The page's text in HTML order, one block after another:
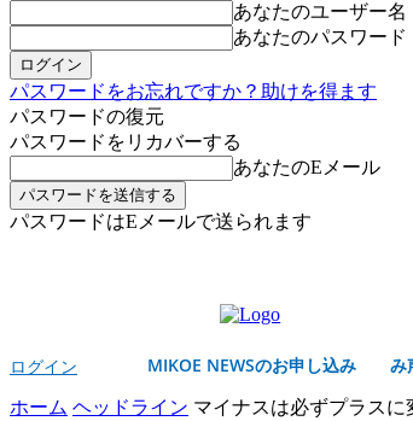
あなたのユーザー名
あなたのパスワード
パスワードをお忘れですか？助けを得ます
パスワードの復元
パスワードをリカバーする
あなたのEメール
パスワードはEメールで送られます
ログイン MIKOE NEWSのお申し込み み
ホーム ヘッドライン マイナスは必ずプラスに